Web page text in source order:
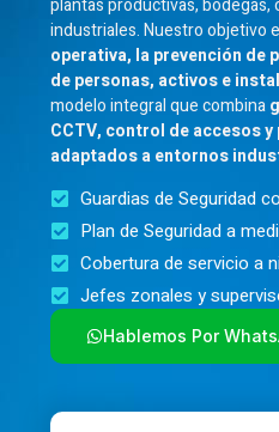
industriales. Nuestro objetivo
operativa, la prevención de
de personas, activos e
modelo integral que combina
CCTV, control de accesos
adaptados a entornos
Guardias de Seguridad
Plan de Seguridad a
Cobertura de servicio a
Jefes zonales y
Hablemos Por